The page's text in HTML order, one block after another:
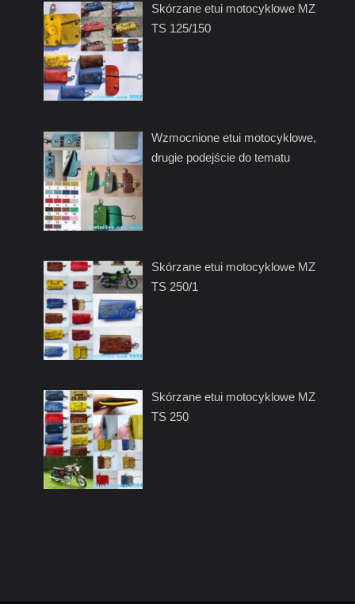
Skórzane etui motocyklowe MZ
TS 125/150
Wzmocnione etui motocyklowe,
drugie podejście do tematu
Skórzane etui motocyklowe MZ
TS 250/1
Skórzane etui motocyklowe MZ
TS 250